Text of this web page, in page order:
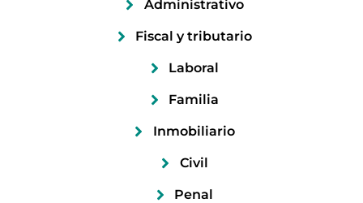
Administrativo
Fiscal y tributario
Laboral
Familia
Inmobiliario
Civil
Penal